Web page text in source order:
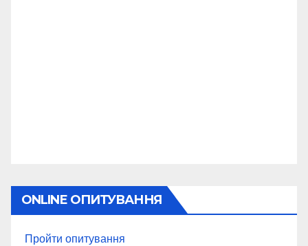
ONLINE ОПИТУВАННЯ
Пройти опитування